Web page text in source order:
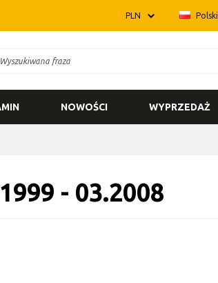
PLN Polski
NOWOŚCI WYPRZEDAŻ
- 03.2008